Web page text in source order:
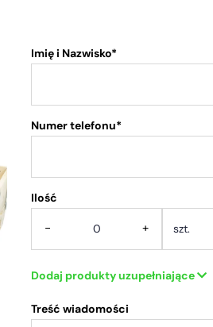
Imię i Nazwisko*
Numer telefonu*
Ilość
- +
Dodaj produkty uzupełniające
Treść wiadomości